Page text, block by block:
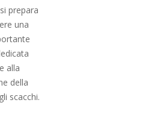
prepara
una
alla
della
scacchi.